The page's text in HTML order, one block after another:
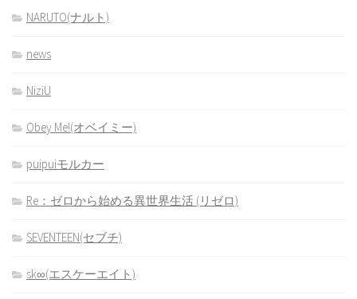
NARUTO(ナルト)
news
NiziU
Obey Me!(オベイミー)
puipuiモルカー
Re：ゼロから始める異世界生活 (リゼロ)
SEVENTEEN(セブチ)
sk∞(エスケーエイト)